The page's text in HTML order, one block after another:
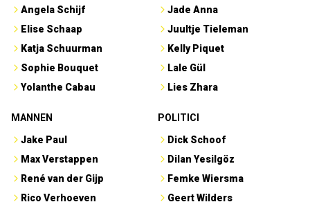
Angela Schijf
Elise Schaap
Katja Schuurman
Sophie Bouquet
Yolanthe Cabau
Jade Anna
Juultje Tieleman
Kelly Piquet
Lale Gül
Lies Zhara
MANNEN
Jake Paul
Max Verstappen
René van der Gijp
Rico Verhoeven
POLITICI
Dick Schoof
Dilan Yesilgöz
Femke Wiersma
Geert Wilders